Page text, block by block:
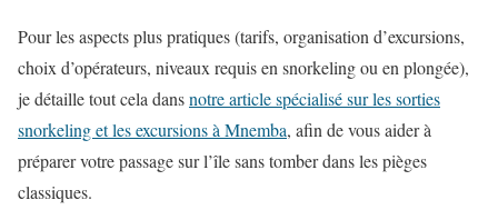
Pour les aspects plus pratiques (tarifs, organisation d’excursions,
choix d’opérateurs, niveaux requis en snorkeling ou en plongée),
je détaille tout cela dansnotre article spécialisé sur les sorties
snorkeling et les excursions à Mnemba, afin de vous aider à
préparer votre passage sur l’île sans tomber dans les pièges
classiques.